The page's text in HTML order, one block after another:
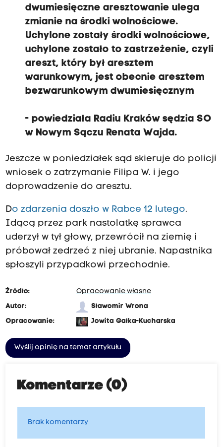
dwumiesięczne aresztowanie ulega
zmianie na środki wolnościowe.
Uchylone zostały środki wolnościowe,
uchylone zostało to zastrzeżenie, czyli
areszt, który był aresztem
warunkowym, jest obecnie aresztem
bezwarunkowym dwumiesięcznym
- powiedziała Radiu Kraków sędzia SO
w Nowym Sączu Renata Wajda.
Jeszcze w poniedziałek sąd skieruje do policji
wniosek o zatrzymanie Filipa W. i jego
doprowadzenie do aresztu.
Do zdarzenia doszło w Rabce 12 lutego.
Idącą przez park nastolatkę sprawca
uderzył w tył głowy, przewrócił na ziemię i
próbował zedrzeć z niej ubranie. Napastnika
spłoszyli przypadkowi przechodnie.
Źródło:
Opracowanie własne
Autor:
Sławomir Wrona
Opracowanie:
Jowita Gałka-Kucharska
Wyślij opinię na temat artykułu
Komentarze (0)
Brak komentarzy